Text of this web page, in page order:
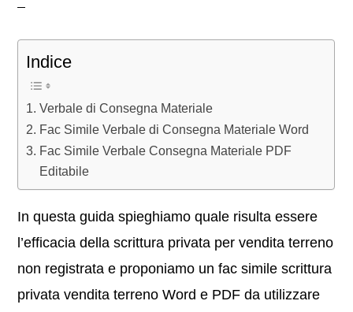
Indice
Verbale di Consegna Materiale
Fac Simile Verbale di Consegna Materiale Word
Fac Simile Verbale Consegna Materiale PDF
Editabile
In questa guida spieghiamo quale risulta essere
l’efficacia della scrittura privata per vendita terreno
non registrata e proponiamo un fac simile scrittura
privata vendita terreno Word e PDF da utilizzare